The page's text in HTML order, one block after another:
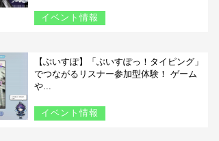
イベント情報
【ぶいすぽ】「ぶいすぽっ！タイピング」
でつながるリスナー参加型体験！ ゲーム
や...
イベント情報